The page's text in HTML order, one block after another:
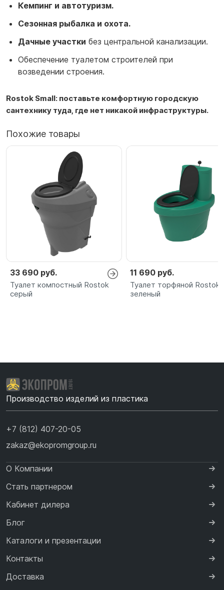
Кемпинг и автотуризм.
Сезонная рыбалка и охота.
Дачные участки без центральной канализации.
Обеспечение туалетом строителей при
возведении строения.
Rostok Small: поставьте комфортную городскую
сантехнику туда, где нет никакой инфраструктуры.
Похожие товары
33 690 руб.
Туалет компостный Rostok
серый
11 690 руб.
Туалет торфяной Rostok
зеленый
Производство изделий из пластика
+7 (812) 407-20-05
zakaz@ekopromgroup.ru
О Компании
Стать партнером
Кабинет дилера
Блог
Каталоги и презентации
Контакты
Доставка